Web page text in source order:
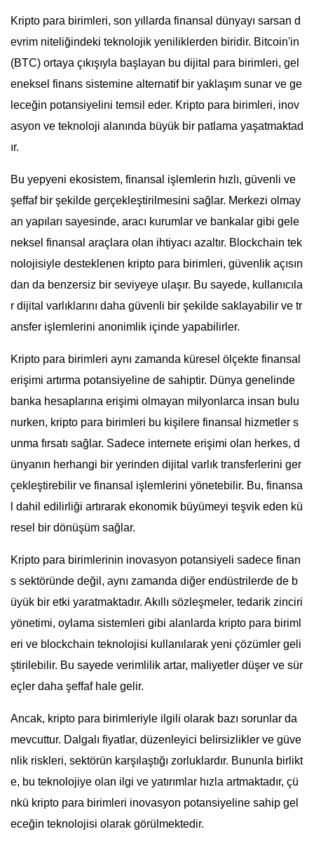
Kripto para birimleri, son yıllarda finansal dünyayı sarsan d
evrim niteliğindeki teknolojik yeniliklerden biridir. Bitcoin'in
(BTC) ortaya çıkışıyla başlayan bu dijital para birimleri, gel
eneksel finans sistemine alternatif bir yaklaşım sunar ve ge
leceğin potansiyelini temsil eder. Kripto para birimleri, inov
asyon ve teknoloji alanında büyük bir patlama yaşatmaktad
ır.
Bu yepyeni ekosistem, finansal işlemlerin hızlı, güvenli ve
şeffaf bir şekilde gerçekleştirilmesini sağlar. Merkezi olmay
an yapıları sayesinde, aracı kurumlar ve bankalar gibi gele
neksel finansal araçlara olan ihtiyacı azaltır. Blockchain tek
nolojisiyle desteklenen kripto para birimleri, güvenlik açısın
dan da benzersiz bir seviyeye ulaşır. Bu sayede, kullanıcıla
r dijital varlıklarını daha güvenli bir şekilde saklayabilir ve tr
ansfer işlemlerini anonimlik içinde yapabilirler.
Kripto para birimleri aynı zamanda küresel ölçekte finansal
erişimi artırma potansiyeline de sahiptir. Dünya genelinde
banka hesaplarına erişimi olmayan milyonlarca insan bulu
nurken, kripto para birimleri bu kişilere finansal hizmetler s
unma fırsatı sağlar. Sadece internete erişimi olan herkes, d
ünyanın herhangi bir yerinden dijital varlık transferlerini ger
çekleştirebilir ve finansal işlemlerini yönetebilir. Bu, finansa
l dahil edilirliği artırarak ekonomik büyümeyi teşvik eden kü
resel bir dönüşüm sağlar.
Kripto para birimlerinin inovasyon potansiyeli sadece finan
s sektöründe değil, aynı zamanda diğer endüstrilerde de b
üyük bir etki yaratmaktadır. Akıllı sözleşmeler, tedarik zinciri
yönetimi, oylama sistemleri gibi alanlarda kripto para biriml
eri ve blockchain teknolojisi kullanılarak yeni çözümler geli
ştirilebilir. Bu sayede verimlilik artar, maliyetler düşer ve sür
eçler daha şeffaf hale gelir.
Ancak, kripto para birimleriyle ilgili olarak bazı sorunlar da
mevcuttur. Dalgalı fiyatlar, düzenleyici belirsizlikler ve güve
nlik riskleri, sektörün karşılaştığı zorluklardır. Bununla birlikt
e, bu teknolojiye olan ilgi ve yatırımlar hızla artmaktadır, çü
nkü kripto para birimleri inovasyon potansiyeline sahip gel
eceğin teknolojisi olarak görülmektedir.